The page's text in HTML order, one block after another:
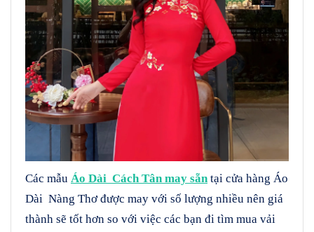
Các mẫu Áo Dài Cách Tân may sẵntại cửa hàng Áo
Dài Nàng Thơ được may với số lượng nhiều nên giá
thành sẽ tốt hơn so với việc các bạn đi tìm mua vải